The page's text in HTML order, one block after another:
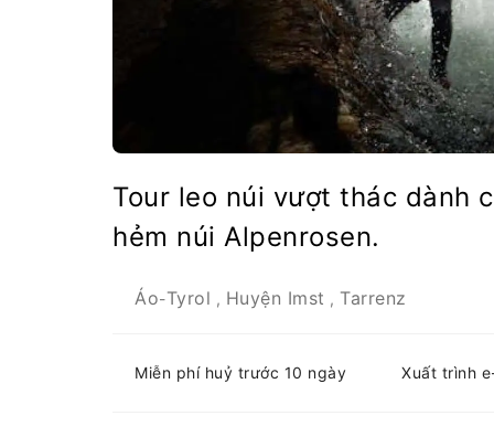
Tour leo núi vượt thác dành
hẻm núi Alpenrosen.
Áo-Tyrol , Huyện Imst , Tarrenz
Miễn phí huỷ trước 10 ngày Xuất trình